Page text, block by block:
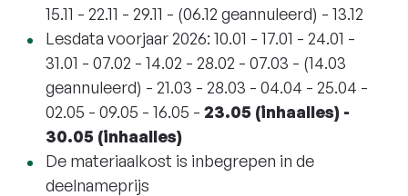
15.11 - 22.11 - 29.11 - (06.12 geannuleerd) - 13.12
Lesdata voorjaar 2026: 10.01 - 17.01 - 24.01 -
31.01 - 07.02 - 14.02 - 28.02 - 07.03 - (14.03
geannuleerd) - 21.03 - 28.03 - 04.04 - 25.04 -
02.05 - 09.05 - 16.05 - 23.05 (inhaalles) -
30.05 (inhaalles)
De materiaalkost is inbegrepen in de
deelnameprijs